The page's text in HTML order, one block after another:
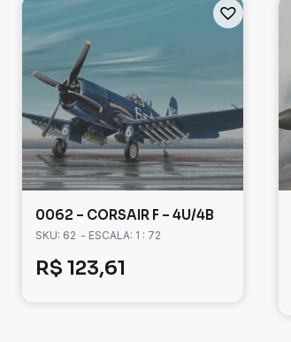
0062 – CORSAIR F – 4U/4B
SKU: 62 - ESCALA: 1 : 72
R$ 123,61